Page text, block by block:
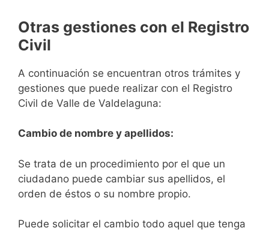
Otras gestiones con el Registro
Civil
A continuación se encuentran otros trámites y
gestiones que puede realizar con el Registro
Civil de Valle de Valdelaguna:
Cambio de nombre y apellidos:
Se trata de un procedimiento por el que un
ciudadano puede cambiar sus apellidos, el
orden de éstos o su nombre propio.
Puede solicitar el cambio todo aquel que tenga